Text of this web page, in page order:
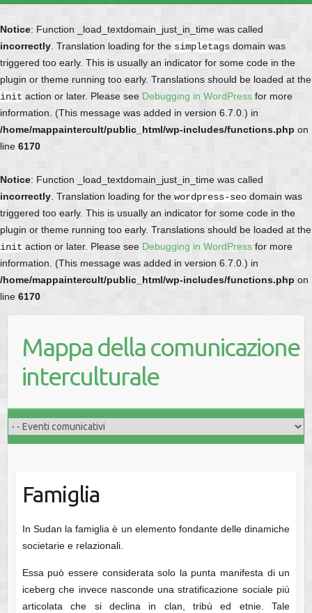
Notice: Function _load_textdomain_just_in_time was called
incorrectly . Translation loading for the simpletags domain was
triggered too early. This is usually an indicator for some code in the
plugin or theme running too early. Translations should be loaded at the
init action or later. Please see Debugging in WordPress for more
information. (This message was added in version 6.7.0.) in
/home/mappaintercult/public_html/wp-includes/functions.php on
line 6170
Notice: Function _load_textdomain_just_in_time was called
incorrectly . Translation loading for the wordpress-seo domain was
triggered too early. This is usually an indicator for some code in the
plugin or theme running too early. Translations should be loaded at the
init action or later. Please see Debugging in WordPress for more
information. (This message was added in version 6.7.0.) in
/home/mappaintercult/public_html/wp-includes/functions.php on
line 6170
Mappa della comunicazione
interculturale
Famiglia
In Sudan la famiglia è un elemento fondante delle dinamiche
societarie e relazionali.
Essa può essere considerata solo la punta manifesta di un
iceberg che invece nasconde una stratificazione sociale più
articolata che si declina in clan, tribù ed etnie. Tale